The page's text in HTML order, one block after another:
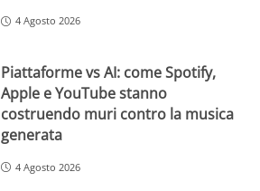
4 Agosto 2026
Piattaforme vs AI: come Spotify,
Apple e YouTube stanno
costruendo muri contro la musica
generata
4 Agosto 2026